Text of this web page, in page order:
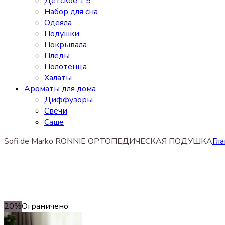
Набор для сна
Одеяла
Подушки
Покрывала
Пледы
Полотенца
Халаты
Ароматы для дома
Диффузоры
Свечи
Cаше
Sofi de Marko RONNIE ОРТОПЕДИЧЕСКАЯ ПОДУШКА
20%Ограничено